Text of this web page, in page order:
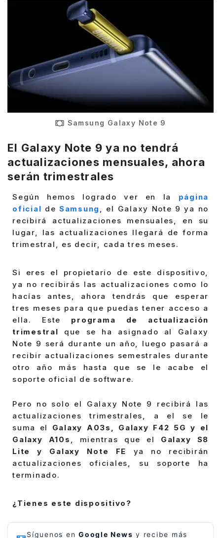
Samsung Galaxy Note 9
El Galaxy Note 9 ya no tendrá
actualizaciones mensuales, ahora
serán trimestrales
Según hemos logrado ver en la página
oficial de Samsung , el Galaxy Note 9 ya no
recibirá actualizaciones mensuales, en su
lugar, las actualizaciones llegará de forma
trimestral, es decir, cada tres meses.
Si eres el propietario de este dispositivo,
ya no recibirás las actualizaciones como lo
hacías antes, ahora tendrás que esperar
tres meses para que puedas tener acceso a
ella. Este programa de actualización
trimestral que se ha asignado al Galaxy
Note 9 será durante un año, luego pasará a
recibir actualizaciones semestrales durante
otro año más hasta que se le acabe el
soporte oficial de software.
Pero no solo el Galaxy Note 9 recibirá las
actualizaciones trimestrales, a el se le
suma el Galaxy A03s, Galaxy F42 5G y el
Galaxy A10s , mientras que el Galaxy S8
Lite y Galaxy Note FE
ya no recibirán
actualizaciones oficiales, su soporte ha
terminado.
¿Tienes este dispositivo?
Síguenos en Google News y recibe más